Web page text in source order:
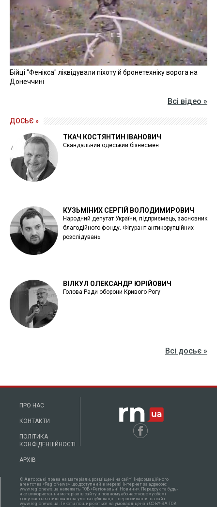
Бійці "Фенікса" ліквідували піхоту й бронетехніку ворога на
Донеччині
Всі відео »
ДОСЬЄ »
ТКАЧ КОСТЯНТИН ІВАНОВИЧ
Скандальний одеський бізнесмен
КУЗЬМІНИХ СЕРГІЙ ВОЛОДИМИРОВИЧ
Народний депутат України, підприємець, засновник
благодійного фонду. Фігурант антикорупційних
розслідувань
ВІЛКУЛ ОЛЕКСАНДР ЮРІЙОВИЧ
Голова Ради оборони Кривого Рогу
Всі досьє »
ПРО НАС
КОНТАКТИ
ПОЛІТИКА
КОНФІДЕНЦІЙНОСТІ
АРХІВ
© Авторські права на матеріали, розміщені на сайті Інформаційного
агентства «RegioNews», що доступний в мережі Інтернет за адресою:
www.regionews.ua належать ТОВ «Регіональні Новини». Передрук та будь-
яке використання матеріалів сайту в повному або частковому об'ємі
допускається виключно за умови публікації гіперпосилання на сайт
www.regionews.ua. Тексти поширюються нa умовах ліцензії CC-BY-SA ТОВ